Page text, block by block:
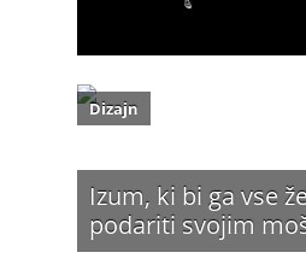
Izum, ki bi ga vse
podariti svojim
Dizajn